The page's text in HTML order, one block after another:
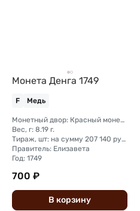
Монета Денга 1749
F Медь
Монетный двор: Красный монетный двор (Москва); Екатеринбургский монетный двор
Вес, г: 8.19 г.
Тираж, шт: на сумму 207 140 рублей; на сумму 239 600 рублей
Правитель: Елизавета
Год: 1749
700 ₽
В корзину